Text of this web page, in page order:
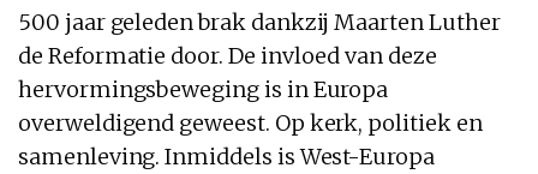
500 jaar geleden brak dankzij Maarten Luther
de Reformatie door. De invloed van deze
hervormingsbeweging is in Europa
overweldigend geweest. Op kerk, politiek en
samenleving. Inmiddels is West-Europa